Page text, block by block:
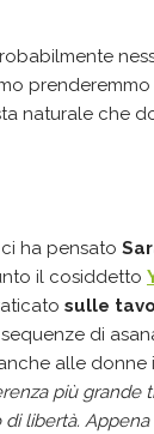
prenderemmo
naturale che
ha pensato
il cosiddetto
sulle
di
alle
più grande
libertà.